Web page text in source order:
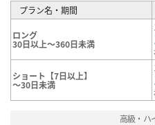
プラン名・期間
ロング
30日以上～360日未満
ショート【7日以上】
～30日未満
高級・ハ